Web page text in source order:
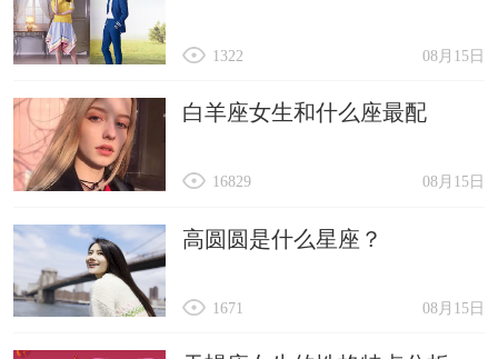
08月15日
1322
白羊座女生和什么座最配
08月15日
16829
高圆圆是什么星座？
08月15日
1671